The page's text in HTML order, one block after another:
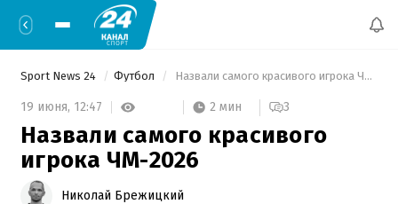
Sport News 24 Футбол Назвали самого красивого игрока ЧМ-2026
19 июня, 12:47 2 мин 3
Назвали самого красивого
игрока ЧМ-2026
Николай Брежицкий